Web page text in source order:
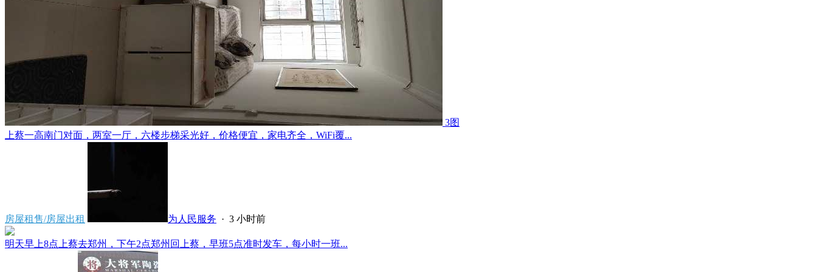
3图
上蔡一高南门对面，两室一厅，六楼步梯采光好，价格便宜，家电齐全，WiFi覆...
房屋租售/房屋出租 为人民服务 · 3 小时前
明天早上8点上蔡去郑州，下午2点郑州回上蔡，早班5点准时发车，每小时一班...